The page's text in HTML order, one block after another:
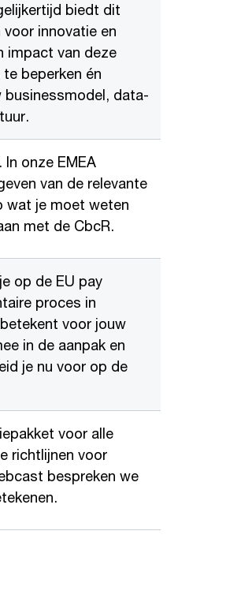
biedt dit
innovatie en
impact van deze
beperken én
businessmodel, data-
onze EMEA
van de relevante
wat je moet weten
met de CbcR.
op de EU pay
proces in
voor jouw
in de aanpak en
je nu voor op de
voor alle
richtlijnen voor
bespreken we